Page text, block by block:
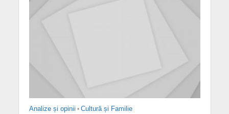
Analize și opinii • Cultură și Familie